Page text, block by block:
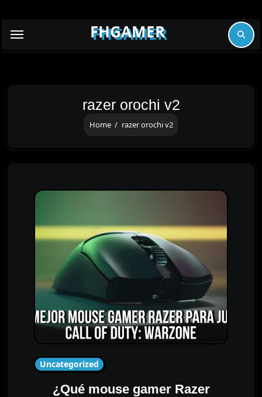
FHGAMER
razer orochi v2
Home razer orochi v2
Uncategorized
¿Qué mouse gamer Razer